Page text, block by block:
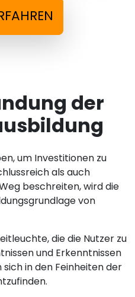
der
um Investitionen zu
als auch
beschreiten, wird die
von
die die Nutzer zu
und Erkenntnissen
in den Feinheiten der